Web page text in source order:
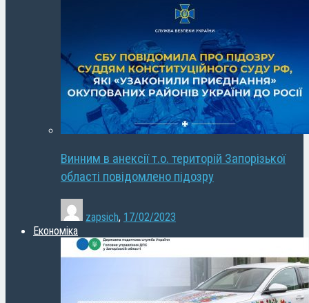
Винним в анексії т.о. територій Запорізької
області повідомлено підозру
zapsich, 17/02/2023
Економіка